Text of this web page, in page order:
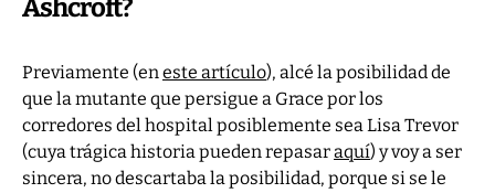
Ashcroft?
Previamente (eneste artículo), alcé la posibilidad de
que la mutante que persigue a Grace por los
corredores del hospital posiblemente sea Lisa Trevor
(cuya trágica historia pueden repasaraquí) y voy a ser
sincera, no descartaba la posibilidad, porque si se le